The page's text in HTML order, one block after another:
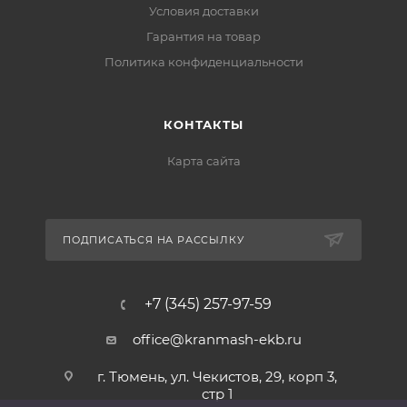
Условия доставки
Гарантия на товар
Политика конфиденциальности
КОНТАКТЫ
Карта сайта
ПОДПИСАТЬСЯ НА РАССЫЛКУ
+7 (345) 257-97-59
office@kranmash-ekb.ru
г. Тюмень, ул. Чекистов, 29, корп 3,
стр 1